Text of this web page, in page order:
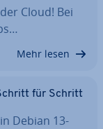
Cloud! Bei
Mehr lesen
für Schritt
Debian 13-